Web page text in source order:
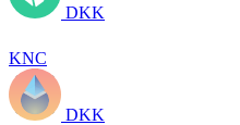
DKK
KNC
DKK